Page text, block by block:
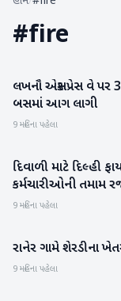
#fire
રાષ્ટ્રીય
લખનૌ એક્સપ્રેસ વે પર
બસમાં આગ લાગી
9 મહિના પહેલા
રાષ્ટ્રીય
દિવાળી માટે દિલ્હી
કર્મચારીઓની તમામ
9 મહિના પહેલા
બનાસકાંઠા
રાનેર ગામે શેરડીના
9 મહિના પહેલા